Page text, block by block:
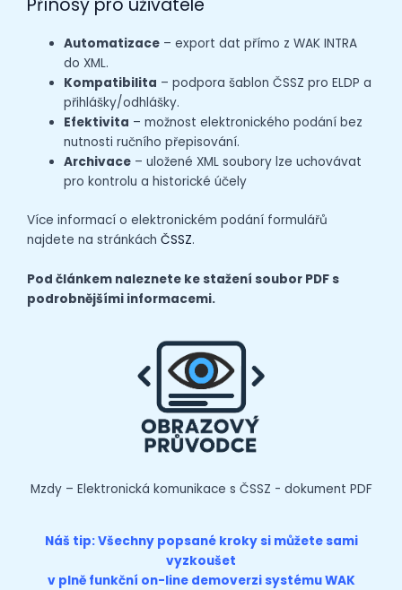
Přínosy pro uživatele
Automatizace – export dat přímo z WAK INTRA
do XML.
Kompatibilita – podpora šablon ČSSZ pro ELDP a
přihlášky/odhlášky.
Efektivita – možnost elektronického podání bez
nutnosti ručního přepisování.
Archivace – uložené XML soubory lze uchovávat
pro kontrolu a historické účely
Více informací o elektronickém podání formulářů
najdete na stránkách ČSSZ.
Pod článkem naleznete ke stažení soubor PDF s
podrobnějšími informacemi.
Mzdy – Elektronická komunikace s ČSSZ - dokument PDF
Náš tip: Všechny popsané kroky si můžete sami
vyzkoušet
v plně funkční on-line demoverzisystému WAK